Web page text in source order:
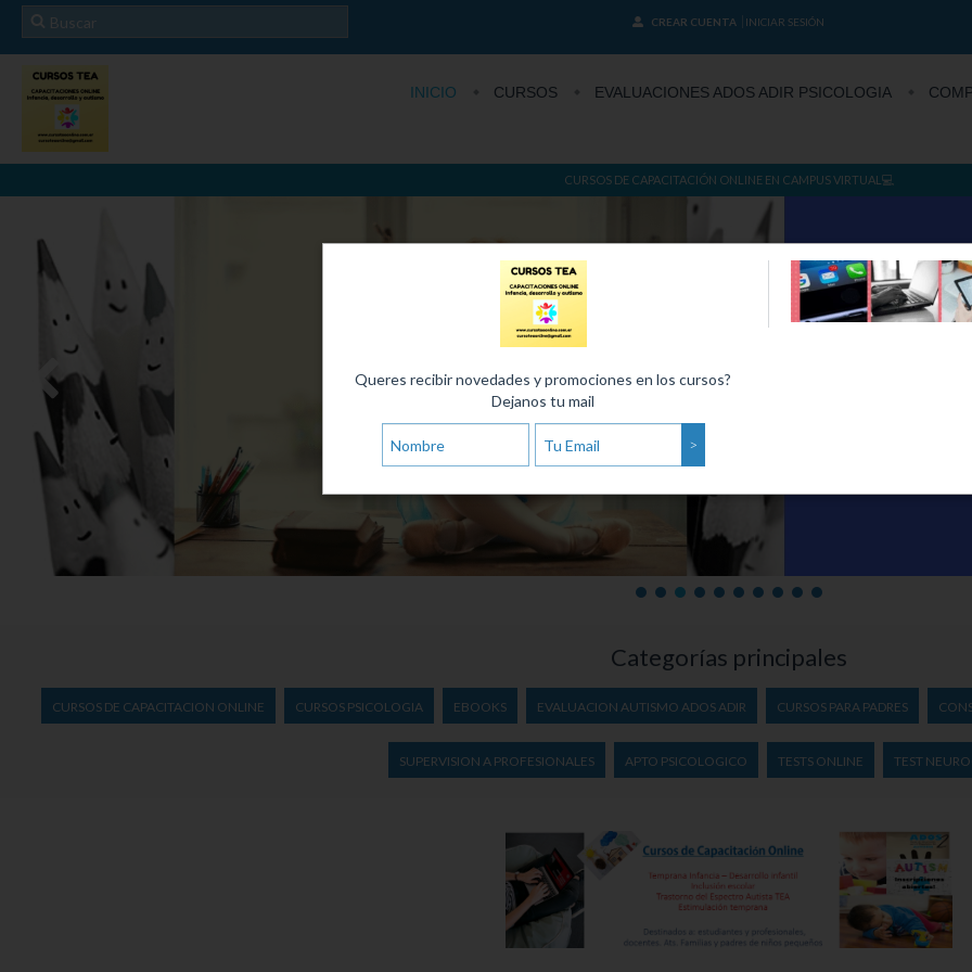
CREAR CUENTA INICIAR SESIÓN
INICIO CURSOS EVALUACIONES ADOS ADIR PSICOLOGIA
CURSOS DE CAPACITACIÓN ONLINE EN CAMPUS VIRTUAL💻
Queres recibir novedades y promociones en los cursos?
Dejanos tu mail
Categorías principales
CURSOS DE CAPACITACION ONLINE CURSOS PSICOLOGIA EBOOKS EVALUACION AUTISMO ADOS ADIR CURSOS PARA PADRES
SUPERVISION A PROFESIONALES APTO PSICOLOGICO TESTS ONLINE TEST